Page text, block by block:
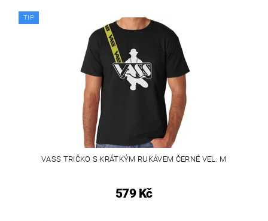
TIP
VASS TRIČKO S KRÁTKÝM RUKÁVEM ČERNÉ VEL. M
579 Kč